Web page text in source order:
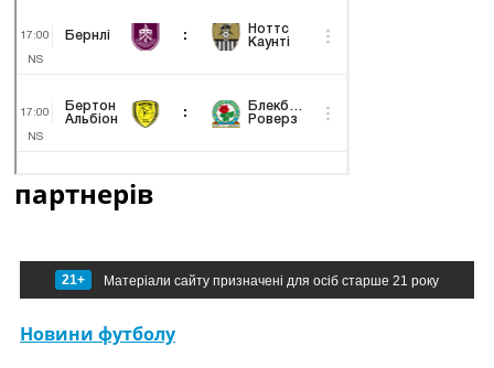
партнерів
21+ Матеріали сайту призначені для осіб старше 21 року
Новини футболу